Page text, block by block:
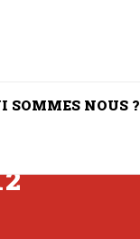
SOMMES NOUS ?